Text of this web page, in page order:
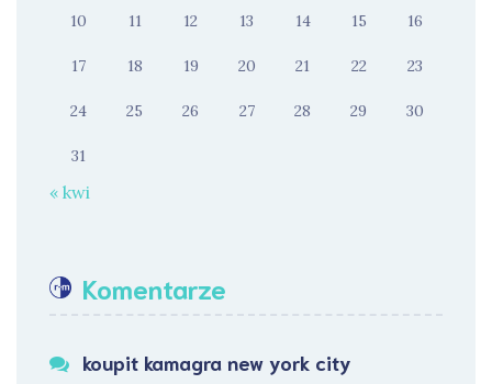
10 11 12 13 14 15 16
17 18 19 20 21 22 23
24 25 26 27 28 29 30
31
« kwi
Komentarze
koupit kamagra new york city